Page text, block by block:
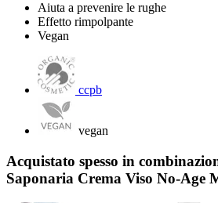
Aiuta a prevenire le rughe
Effetto rimpolpante
Vegan
ccpb
vegan
Acquistato spesso in
Saponaria Crema Viso No-Age